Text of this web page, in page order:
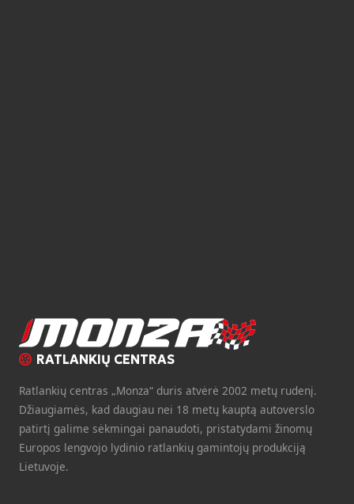
RATLANKIŲ CENTRAS
Ratlankių centras „Monza“ duris atvėrė 2002 metų rudenį.
Džiaugiamės, kad daugiau nei 18 metų kauptą autoverslo
patirtį galime sėkmingai panaudoti, pristatydami žinomų
Europos lengvojo lydinio ratlankių gamintojų produkciją
Lietuvoje.